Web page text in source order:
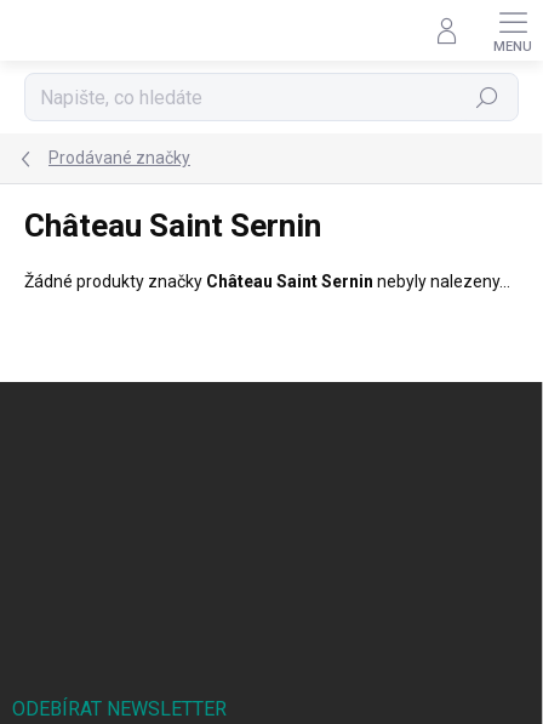
Hledat
Prodávané značky
Château Saint Sernin
Žádné produkty značky Château Saint Sernin nebyly nalezeny...
ODEBÍRAT NEWSLETTER